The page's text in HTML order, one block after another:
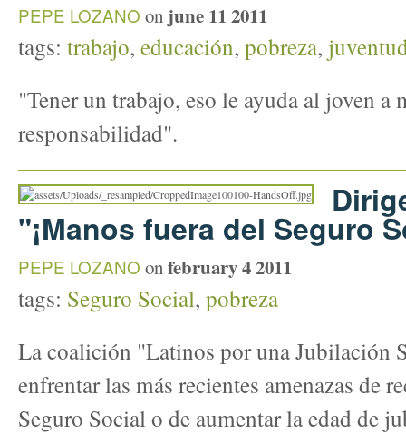
PEPE LOZANO on june 11 2011
tags: trabajo, educación, pobreza,
"Tener un trabajo, eso le ayuda al joven a
responsabilidad".
"¡Manos fuera del Seguro
PEPE LOZANO onfebruary 4 2011
tags: Seguro Social, pobreza
La coalición "Latinos por una Jubilación
enfrentar las más recientes amenazas de
Seguro Social o de aumentar la edad de